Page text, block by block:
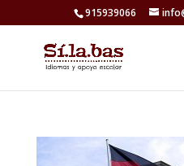
915939066